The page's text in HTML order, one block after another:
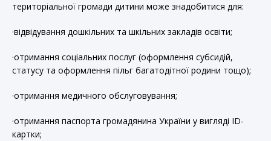
територіальної громади дитини може знадобитися для:
·відвідування дошкільних та шкільних закладів освіти;
·отримання соціальних послуг (оформлення субсидій,
статусу та оформлення пільг багатодітної родини тощо);
·отримання медичного обслуговування;
·отримання паспорта громадянина України у вигляді ID-
картки;